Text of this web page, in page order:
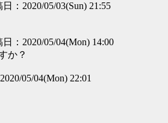
：2020/05/03(Sun) 21:55
：2020/05/04(Mon) 14:00
か？
05/04(Mon) 22:01